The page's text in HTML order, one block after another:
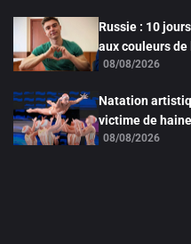
Russie : 10
aux couleurs de
08/08/2026
Natation
victime de
08/08/2026